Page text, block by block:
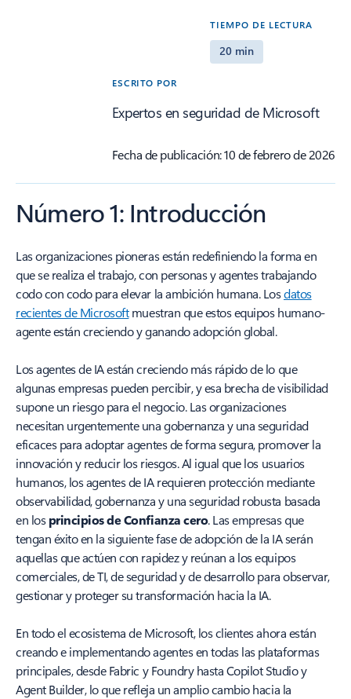
TIEMPO DE LECTURA
20 min
ESCRITO POR
Expertos en seguridad de Microsoft
Fecha de publicación: 10 de febrero de 2026
Número 1: Introducción
Las organizaciones pioneras están redefiniendo la forma en
que se realiza el trabajo, con personas y agentes trabajando
codo con codo para elevar la ambición humana. Losdatos
recientes de Microsoftmuestran que estos equipos humano-
agente están creciendo y ganando adopción global.
Los agentes de IA están creciendo más rápido de lo que
algunas empresas pueden percibir, y esa brecha de visibilidad
supone un riesgo para el negocio. Las organizaciones
necesitan urgentemente una gobernanza y una seguridad
eficaces para adoptar agentes de forma segura, promover la
innovación y reducir los riesgos. Al igual que los usuarios
humanos, los agentes de IA requieren protección mediante
observabilidad, gobernanza y una seguridad robusta basada
en losprincipios de Confianza cero. Las empresas que
tengan éxito en la siguiente fase de adopción de la IA serán
aquellas que actúen con rapidez y reúnan a los equipos
comerciales, de TI, de seguridad y de desarrollo para observar,
gestionar y proteger su transformación hacia la IA.
En todo el ecosistema de Microsoft, los clientes ahora están
creando e implementando agentes en todas las plataformas
principales, desde Fabric y Foundry hasta Copilot Studio y
Agent Builder, lo que refleja un amplio cambio hacia la